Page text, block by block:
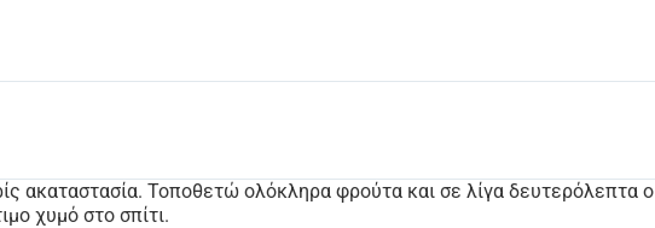
ακαταστασία. Τοποθετώ ολόκληρα φρούτα και σε λίγα δευτερόλεπτα ο
χυμό στο σπίτι.